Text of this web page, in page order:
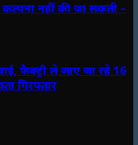
नहीं की जा सकती –
फैक्ट्री ले जाए जा रहे 16
गिरफ्तार